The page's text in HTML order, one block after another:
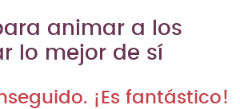
animar a los
lo mejor de sí
¡Es fantástico!